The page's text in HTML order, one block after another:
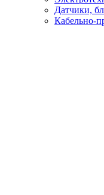
Датчики,
Кабельно-